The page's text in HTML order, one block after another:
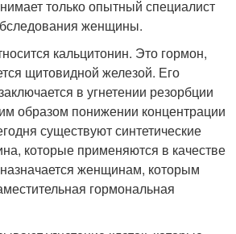
только опытный специалист
женщины.
кальцитонин. Это гормон,
щитовидной железой. Его
в угнетении резорбции
образом понижении концентрации
существуют синтетические
которые применяются в качестве
женщинам, которым
гормональная